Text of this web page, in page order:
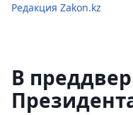
Редакция Zakon.kz
В